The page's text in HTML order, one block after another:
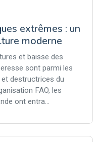
extrêmes : un
moderne
et baisse des
sont parmi les
destructrices du
FAO, les
ont entra...